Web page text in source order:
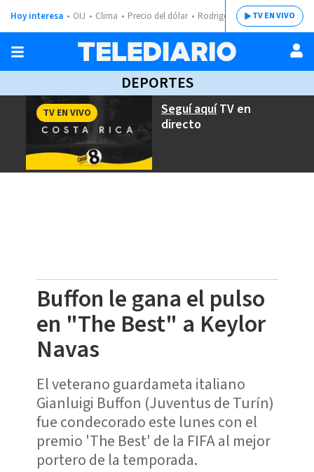
Hoy interesa OIJ Clima Precio del dólar Rodrigo ChavesTV EN VIVO
DEPORTES
Seguí aquíTV en
directo
TV EN VIVO
Buffon le gana el pulso
en "The Best" a Keylor
Navas
El veterano guardameta italiano
Gianluigi Buffon (Juventus de Turín)
fue condecorado este lunes con el
premio 'The Best' de la FIFA al mejor
portero de la temporada.